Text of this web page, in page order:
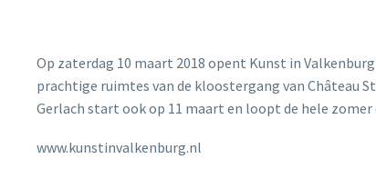
Op zaterdag 10 maart 2018 opent Kunst in
prachtige ruimtes van de kloostergang van Château
Gerlach start ook op 11 maart en loopt de hele
www.kunstinvalkenburg.nl